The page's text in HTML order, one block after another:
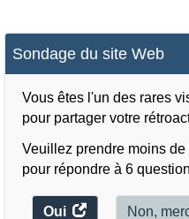
Sondage du site Web
Vous êtes l'un des rares
pour partager votre
Veuillez prendre moins
pour répondre à 6
Oui
accéderNon,